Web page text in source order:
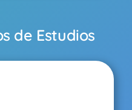
de Estudios